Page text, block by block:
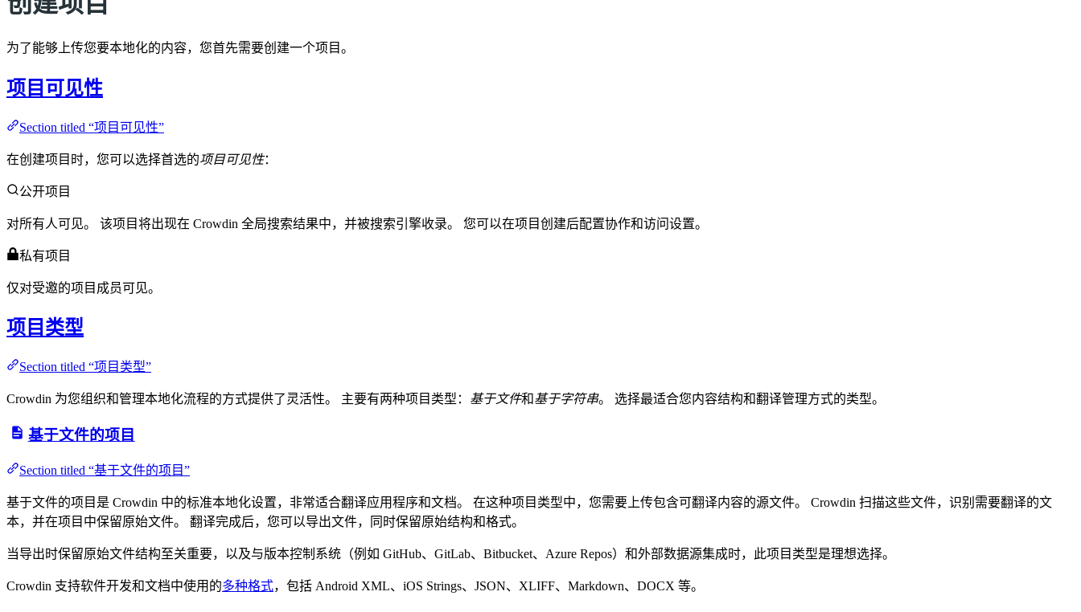
为了能够上传您要本地化的内容，您首先需要创建一个项目。
项目可见性
Section titled “项目可见性”
在创建项目时，您可以选择首选的项目可见性：
公开项目
对所有人可见。 该项目将出现在 Crowdin 全局搜索结果中，并被搜索引擎收录。 您可以在项目创建后配置协作和访问设置。
私有项目
仅对受邀的项目成员可见。
项目类型
Section titled “项目类型”
Crowdin 为您组织和管理本地化流程的方式提供了灵活性。 主要有两种项目类型： 基于文件和基于字符串。 选择最适合您内容结构和翻译管理方式的类型。
基于文件的项目
Section titled “基于文件的项目”
基于文件的项目是 Crowdin 中的标准本地化设置，非常适合翻译应用程序和文档。 在这种项目类型中，您需要上传包含可翻译内容的源文件。 Crowdin 扫描这些文件，识别需要翻译的文
本，并在项目中保留原始文件。 翻译完成后，您可以导出文件，同时保留原始结构和格式。
当导出时保留原始文件结构至关重要，以及与版本控制系统（例如 GitHub、GitLab、Bitbucket、Azure Repos）和外部数据源集成时，此项目类型是理想选择。
Crowdin 支持软件开发和文档中使用的多种格式，包括 Android XML、iOS Strings、JSON、XLIFF、Markdown、DOCX 等。